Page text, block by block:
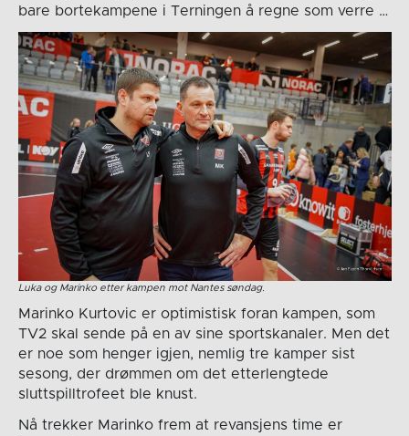
bare bortekampene i Terningen å regne som verre …
Luka og Marinko etter kampen mot Nantes søndag.
Marinko Kurtovic er optimistisk foran kampen, som
TV2 skal sende på en av sine sportskanaler. Men det
er noe som henger igjen, nemlig tre kamper sist
sesong, der drømmen om det etterlengtede
sluttspilltrofeet ble knust.
Nå trekker Marinko frem at revansjens time er